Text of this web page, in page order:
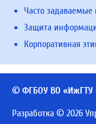
Часто задаваемые
Защита
Корпоративная
© ФГБОУ ВО «ИжГТУ
Разработка © 2026